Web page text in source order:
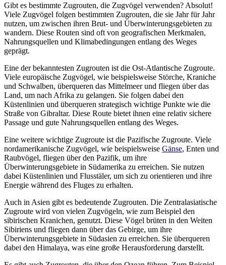
Gibt es bestimmte Zugrouten, die Zugvögel verwenden? Absolut!
Viele Zugvögel folgen bestimmten Zugrouten, die sie Jahr für Jahr
nutzen, um zwischen ihren Brut- und Überwinterungsgebieten zu
wandern. Diese Routen sind oft von geografischen Merkmalen,
Nahrungsquellen und Klimabedingungen entlang des Weges
geprägt.
Eine der bekanntesten Zugrouten ist die Ost-Atlantische Zugroute.
Viele europäische Zugvögel, wie beispielsweise Störche, Kraniche
und Schwalben, überqueren das Mittelmeer und fliegen über das
Land, um nach Afrika zu gelangen. Sie folgen dabei den
Küstenlinien und überqueren strategisch wichtige Punkte wie die
Straße von Gibraltar. Diese Route bietet ihnen eine relativ sichere
Passage und gute Nahrungsquellen entlang des Weges.
Eine weitere wichtige Zugroute ist die Pazifische Zugroute. Viele
nordamerikanische Zugvögel, wie beispielsweise Gänse, Enten und
Raubvögel, fliegen über den Pazifik, um ihre
Überwinterungsgebiete in Südamerika zu erreichen. Sie nutzen
dabei Küstenlinien und Flusstäler, um sich zu orientieren und ihre
Energie während des Fluges zu erhalten.
Auch in Asien gibt es bedeutende Zugrouten. Die Zentralasiatische
Zugroute wird von vielen Zugvögeln, wie zum Beispiel den
sibirischen Kranichen, genutzt. Diese Vögel brüten in den Weiten
Sibiriens und fliegen dann über das Gebirge, um ihre
Überwinterungsgebiete in Südasien zu erreichen. Sie überqueren
dabei den Himalaya, was eine große Herausforderung darstellt.